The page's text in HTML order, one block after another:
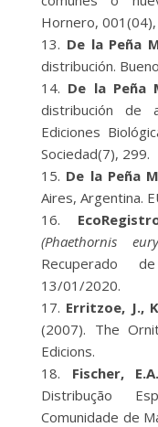
Hornero,
De la Peña
distribución.
De la Peña
distribución de
Ediciones
Sociedad(7), 299.
De la Peña
Aires, Argentina.
(Phaethornis
Recuperado
13/01/2020.
Erritzoe, J.,
(2007). The
Edicions.
Fischer, E.A.
Distribução
Comunidade de